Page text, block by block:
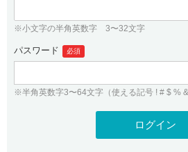
プレミアムドメイン
人気ドメインの種類
WHOIS検索
バリュードメインAPI
ドメイン・ホスティングOEM
従来のバリュードメインをご
Value Domainにロ
ユーザー登録
※小文字の半角英数字 3〜32文字
パスワード 必須
※半角英数字3〜64文字（使える記号 ! # $ % &